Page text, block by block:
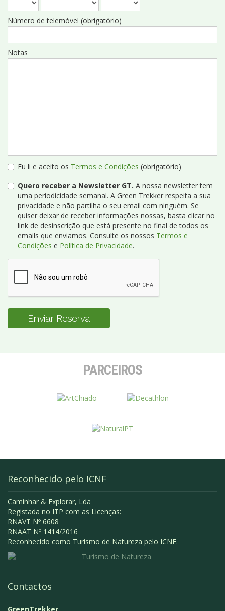
Número de telemóvel (obrigatório)
Notas
Eu li e aceito os Termos e Condições (obrigatório)
Quero receber a Newsletter GT. A nossa newsletter tem
uma periodicidade semanal. A Green Trekker respeita a sua
privacidade e não partilha o seu email com ninguém. Se
quiser deixar de receber informações nossas, basta clicar no
link de desinscrição que está presente no final de todos os
emails que enviamos. Consulte os nossos Termos e
Condições e Política de Privacidade.
Enviar Reserva
PARCEIROS
Reconhecido pelo ICNF
Caminhar & Explorar, Lda
Registada no ITP com as Licenças:
RNAVT Nº 6608
RNAAT Nº 1414/2016
Reconhecido como Turismo de Natureza pelo ICNF.
Contactos